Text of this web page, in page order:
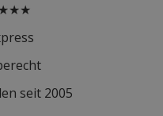
seit 2005